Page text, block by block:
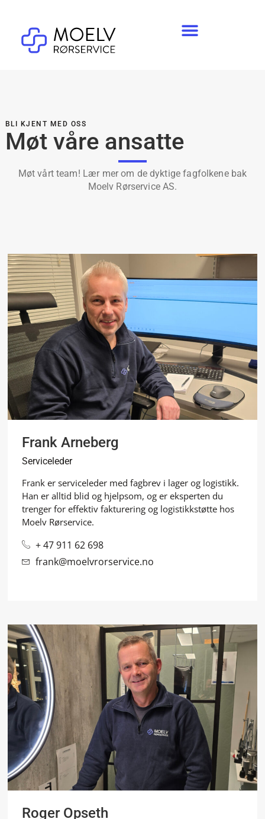
BLI KJENT MED OSS
Møt våre ansatte
Møt vårt team! Lær mer om de dyktige fagfolkene bak
Moelv Rørservice AS.
Frank Arneberg
Serviceleder
Frank er serviceleder med fagbrev i lager og logistikk.
Han er alltid blid og hjelpsom, og er eksperten du
trenger for effektiv fakturering og logistikkstøtte hos
Moelv Rørservice.
+ 47 911 62 698
frank@moelvrorservice.no
Roger Opseth